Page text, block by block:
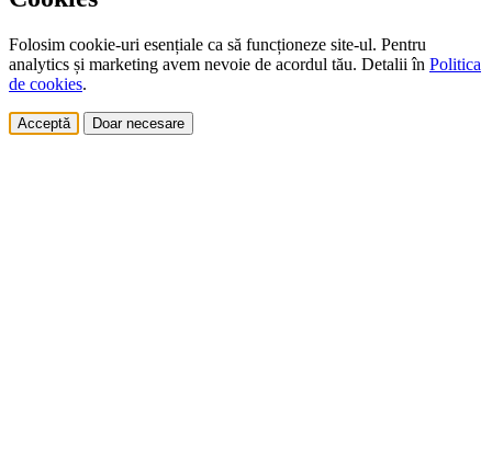
Folosim cookie-uri esențiale ca să funcționeze site-ul. Pentru
analytics și marketing avem nevoie de acordul tău. Detalii în Politica
de cookies.
Acceptă Doar necesare